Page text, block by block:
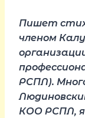
Пишет
членом
РСПЛ).
КОО РСПЛ,